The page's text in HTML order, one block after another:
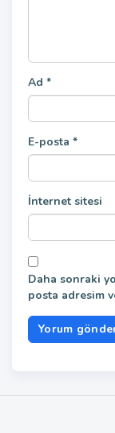
Ad *
E-posta *
İnternet sitesi
Daha sonraki
posta adresim